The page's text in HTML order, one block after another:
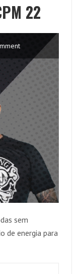
22
sem
de energia para